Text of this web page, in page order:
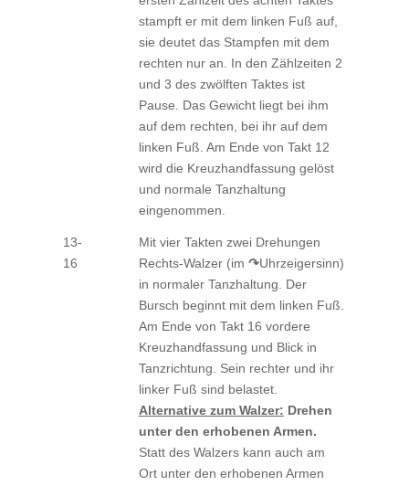
stampft er mit dem linken Fuß auf,
sie deutet das Stampfen mit dem
rechten nur an. In den Zählzeiten 2
und 3 des zwölften Taktes ist
Pause. Das Gewicht liegt bei ihm
auf dem rechten, bei ihr auf dem
linken Fuß. Am Ende von Takt 12
wird die Kreuzhandfassung gelöst
und normale Tanzhaltung
eingenommen.
13-
16
Mit vier Takten zwei Drehungen
Rechts-Walzer (im ↷Uhrzeigersinn)
in normaler Tanzhaltung. Der
Bursch beginnt mit dem linken Fuß.
Am Ende von Takt 16 vordere
Kreuzhandfassung und Blick in
Tanzrichtung. Sein rechter und ihr
linker Fuß sind belastet.
Alternative zum Walzer: Drehen
unter den erhobenen Armen.
Statt des Walzers kann auch am
Ort unter den erhobenen Armen